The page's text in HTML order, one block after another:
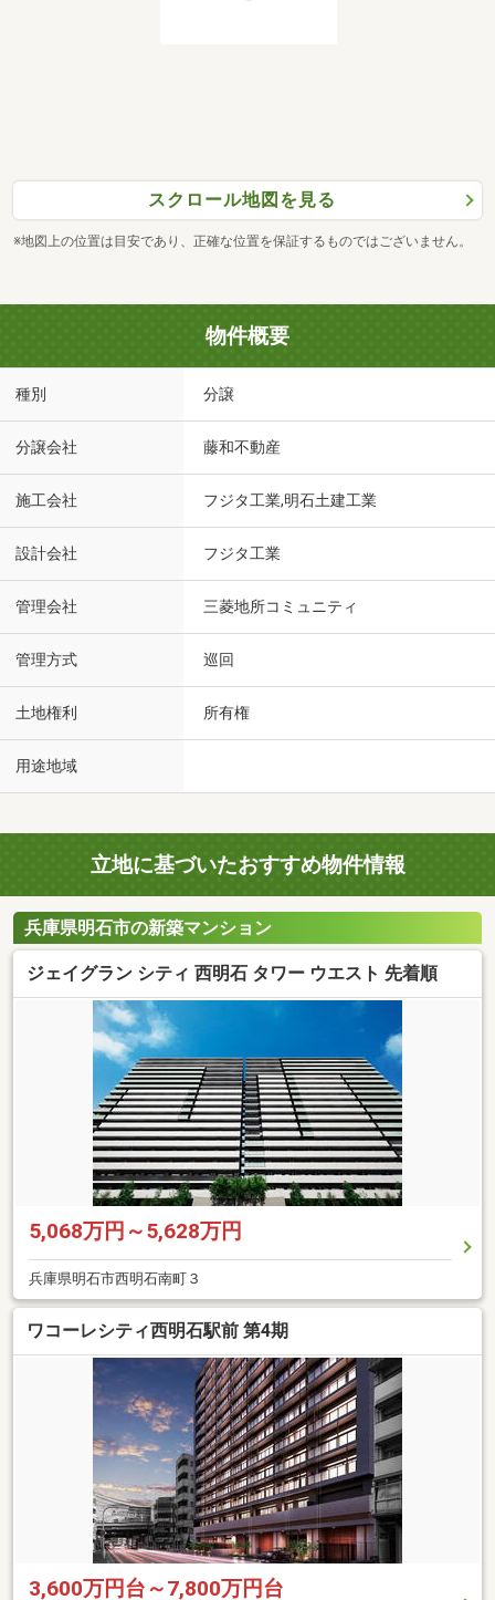
スクロール地図を見る
※地図上の位置は目安であり、正確な位置を保証するものではございません。
物件概要
種別 分譲
分譲会社 藤和不動産
施工会社 フジタ工業,明石土建工業
設計会社 フジタ工業
管理会社 三菱地所コミュニティ
管理方式 巡回
土地権利 所有権
用途地域
立地に基づいたおすすめ物件情報
兵庫県明石市の新築マンション
ジェイグラン シティ 西明石 タワー ウエスト 先着順
5,068万円～5,628万円
兵庫県明石市西明石南町３
ワコーレシティ西明石駅前 第4期
3,600万円台～7,800万円台